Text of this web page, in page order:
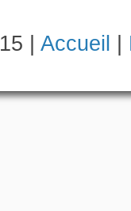
| Accueil